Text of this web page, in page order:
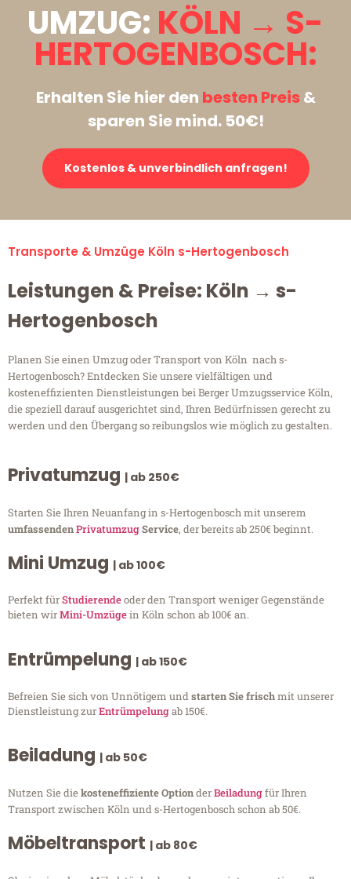
UMZUG: KÖLN → S-
HERTOGENBOSCH:
Erhalten Sie hier den besten Preis&
sparen Sie mind. 50€!
Kostenlos & unverbindlich anfragen!
Transporte & Umzüge Köln s-Hertogenbosch
Leistungen & Preise: Köln → s-
Hertogenbosch
Planen Sie einen Umzug oder Transport von Köln nach s-
Hertogenbosch? Entdecken Sie unsere vielfältigen und
kosteneffizienten Dienstleistungen bei Berger Umzugsservice Köln,
die speziell darauf ausgerichtet sind, Ihren Bedürfnissen gerecht zu
werden und den Übergang so reibungslos wie möglich zu gestalten.
Privatumzug | ab 250€
Starten Sie Ihren Neuanfang in s-Hertogenbosch mit unserem
umfassendenPrivatumzugService, der bereits ab 250€ beginnt.
Mini Umzug | ab 100€
Perfekt fürStudierendeoder den Transport weniger Gegenstände
bieten wirMini-Umzügein Köln schon ab 100€ an.
Entrümpelung | ab 150€
Befreien Sie sich von Unnötigem undstarten Sie frischmit unserer
Dienstleistung zurEntrümpelungab 150€.
Beiladung | ab 50€
Nutzen Sie diekosteneffiziente OptionderBeiladungfür Ihren
Transport zwischen Köln und s-Hertogenbosch schon ab 50€.
Möbeltransport | ab 80€